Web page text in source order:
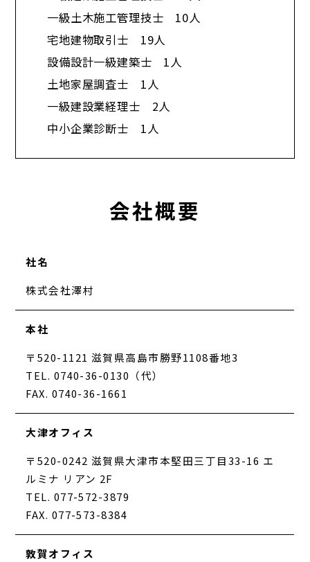
一級土木施工管理技士 10人
宅地建物取引士 19人
設備設計一級建築士 1人
土地家屋調査士 1人
一級建設業経理士 2人
中小企業診断士 1人​
会社概要
社名
株式会社澤村
本社
〒520-1121 滋賀県高島市勝野1108番地3
TEL. 0740-36-0130（代）
FAX. 0740-36-1661
大津オフィス
〒520-0242 滋賀県大津市本堅田三丁目33-16 エ
ルミナ リアン 2F
TEL. 077-572-3879
FAX. 077-573-8384
敦賀オフィス